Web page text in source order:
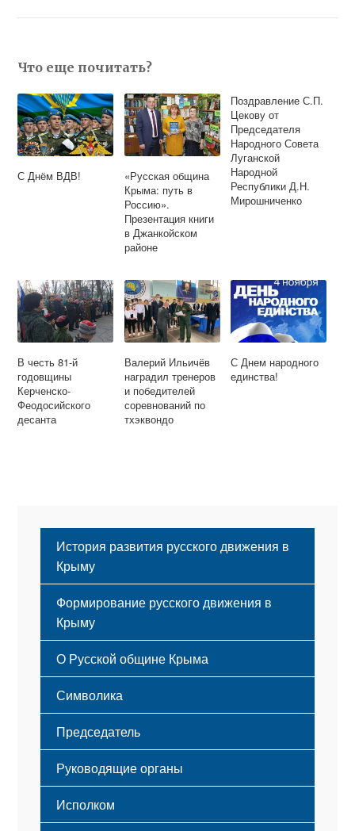
Что еще почитать?
С Днём ВДВ!
«Русская община
Крыма: путь в
Россию».
Презентация книги
в Джанкойском
районе
Поздравление С.П.
Цекову от
Председателя
Народного Совета
Луганской
Народной
Республики Д.Н.
Мирошниченко
В честь 81-й
годовщины
Керченско-
Феодосийского
десанта
Валерий Ильичёв
наградил тренеров
и победителей
соревнований по
тхэквондо
С Днем народного
единства!
История развития русского движения в
Крыму
Формирование русского движения в
Крыму
Русский Крым
О Русской общине Крыма
Этапы становления
Принципы деятельности
Структура
Мероприятия
Символика
Флаг
Герб
Гимн
Председатель
Руководящие органы
Исполком